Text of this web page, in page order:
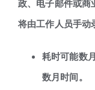
政、电子邮件或商
将由工作人员手动
耗时可能数
数月时间。